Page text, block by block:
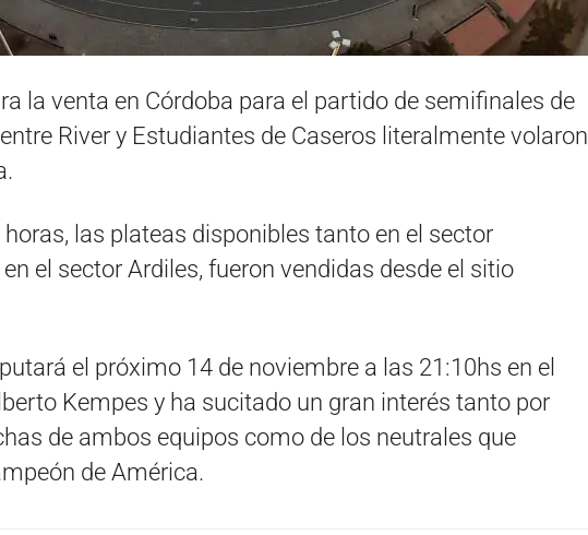
la venta en Córdoba para el partido de semifinales de
River y Estudiantes de Caseros literalmente volaron
horas, las plateas disponibles tanto en el sector
el sector Ardiles, fueron vendidas desde el sitio
el próximo 14 de noviembre a las 21:10hs en el
Kempes y ha sucitado un gran interés tanto por
de ambos equipos como de los neutrales que
de América.